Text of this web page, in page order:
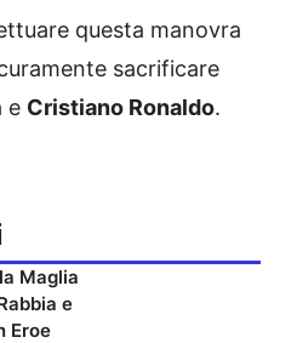
questa manovra
sacrificare
e Cristiano Ronaldo.
Maglia
e
Eroe